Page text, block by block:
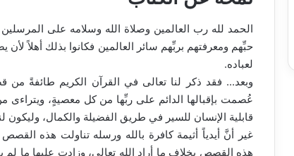
الحمد لله رب العالمين وصلاة الله وسلامه على
حبِّهم ومعرفتهم بربِّهم سائر العالمين فكانوا بذلك أهلاً لأن
لعباده.
وبعد... فقد ذكر لنا تعالى في القرآن الكريم طائفةً من
عُصمت بإقبالها الدائم على ربِّها من كل معصيةٍ، ويتراءى
قابلية الإنسان للسير في طريق الفضيلة والكمال،
غير أنَّ أيدياً أثيمة كافرة بالله ورسله تناولت هذه
هذه القصص بخلاف ما أراد الله تعالى، وزادت عليها ما لم